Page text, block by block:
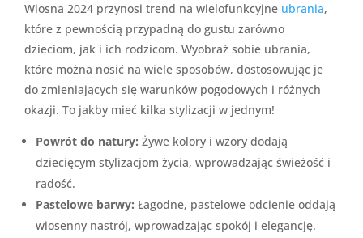
Wiosna 2024 przynosi trend na wielofunkcyjne ubrania,
które z pewnością przypadną do gustu zarówno
dzieciom, jak i ich rodzicom. Wyobraź sobie ubrania,
które można nosić na wiele sposobów, dostosowując je
do zmieniających się warunków pogodowych i różnych
okazji. To jakby mieć kilka stylizacji w jednym!
Powrót do natury: Żywe kolory i wzory dodają
dziecięcym stylizacjom życia, wprowadzając świeżość i
radość.
Pastelowe barwy: Łagodne, pastelowe odcienie oddają
wiosenny nastrój, wprowadzając spokój i elegancję.